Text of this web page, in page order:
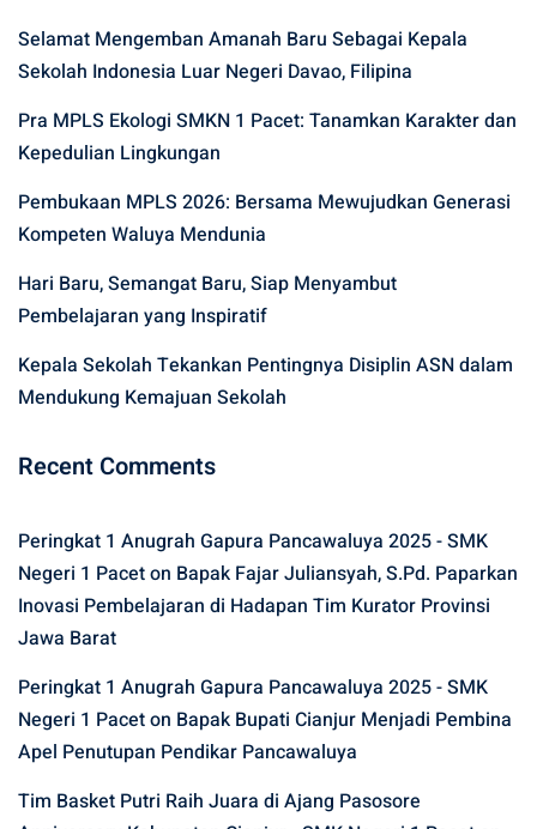
Selamat Mengemban Amanah Baru Sebagai Kepala
Sekolah Indonesia Luar Negeri Davao, Filipina
Pra MPLS Ekologi SMKN 1 Pacet: Tanamkan Karakter dan
Kepedulian Lingkungan
Pembukaan MPLS 2026: Bersama Mewujudkan Generasi
Kompeten Waluya Mendunia
Hari Baru, Semangat Baru, Siap Menyambut
Pembelajaran yang Inspiratif
Kepala Sekolah Tekankan Pentingnya Disiplin ASN dalam
Mendukung Kemajuan Sekolah
Recent Comments
Peringkat 1 Anugrah Gapura Pancawaluya 2025 - SMK
Negeri 1 Paceton Bapak Fajar Juliansyah, S.Pd. Paparkan
Inovasi Pembelajaran di Hadapan Tim Kurator Provinsi
Jawa Barat
Peringkat 1 Anugrah Gapura Pancawaluya 2025 - SMK
Negeri 1 Paceton Bapak Bupati Cianjur Menjadi Pembina
Apel Penutupan Pendikar Pancawaluya
Tim Basket Putri Raih Juara di Ajang Pasosore